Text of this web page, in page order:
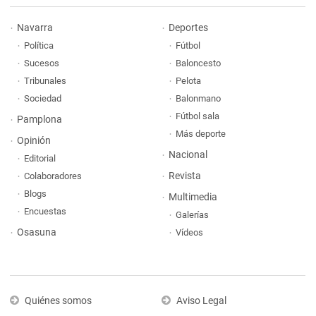
Navarra
Política
Sucesos
Tribunales
Sociedad
Pamplona
Opinión
Editorial
Colaboradores
Blogs
Encuestas
Osasuna
Deportes
Fútbol
Baloncesto
Pelota
Balonmano
Fútbol sala
Más deporte
Nacional
Revista
Multimedia
Galerías
Vídeos
Quiénes somos Aviso Legal